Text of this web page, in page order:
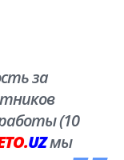
за
(10
UZмы